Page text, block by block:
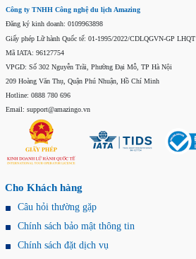
Công ty TNHH Công nghệ du lịch Amazing
Đăng ký kinh doanh: 0109963898
Giấy phép Lữ hành Quốc tế: 01-1995/2022/CDLQGVN-GP LHQT
Mã IATA: 96127754
VPGD: Số 302 Nguyễn Trãi, Phường Đại Mỗ, TP Hà Nội
209 Hoàng Văn Thụ, Quận Phú Nhuận, Hồ Chí Minh
Hotline: 0888 780 696
Email: support@amazingo.vn
Cho Khách hàng
Câu hỏi thường gặp
Chính sách bảo mật thông tin
Chính sách đặt dịch vụ